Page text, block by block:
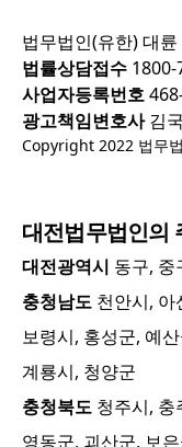
법무법인(유한) 대륜
법률상담접수 1800-
사업자등록번호
광고책임변호사김
Copyright 2022 법무
대전법무법인의
대전광역시 동구, 중
충청남도 천안시, 아
보령시, 홍성군, 예
계룡시, 청양군
충청북도 청주시, 충
영동군, 괴산군, 보